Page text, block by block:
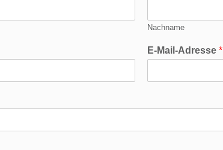
Nachname
E-Mail-Adresse*